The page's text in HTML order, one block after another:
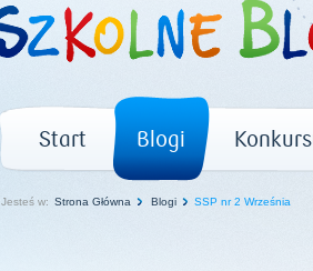
Start Blogi
Jesteś w: Strona Główna Blogi SSP nr 2 Września